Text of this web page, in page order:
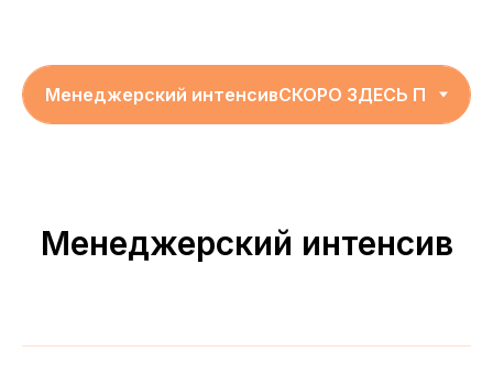
Менеджерский интенсив